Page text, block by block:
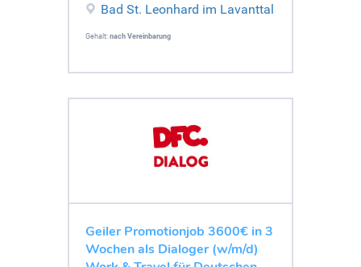
Bad St. Leonhard im Lavanttal
Gehalt: nach Vereinbarung
Geiler Promotionjob 3600€ in 3
Wochen als Dialoger (w/m/d)